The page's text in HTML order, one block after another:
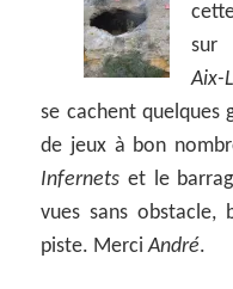
sur
Aix-
se cachent quelques
de jeux à bon
Infernets et le
vues sans obstacle,
piste. MerciAndré.